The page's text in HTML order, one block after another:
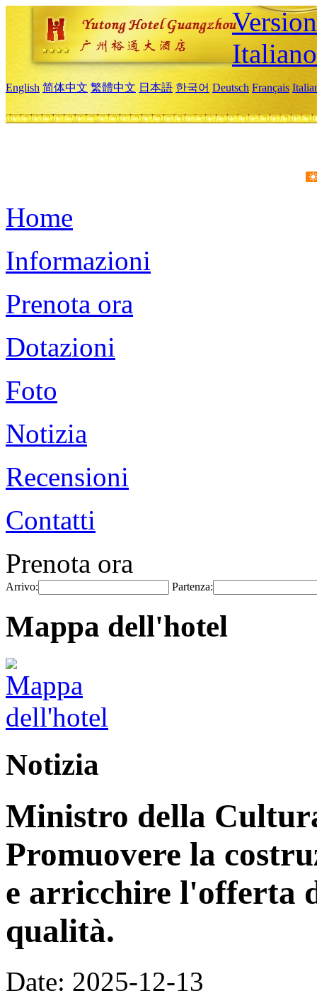
Italiano
English 简体中文 繁體中文 日本語 한국어 Deutsch Français
Home
Informazioni
Prenota ora
Dotazioni
Foto
Notizia
Recensioni
Contatti
Prenota ora
Arrivo: Partenza:
Mappa dell'hotel
Notizia
Ministro della
Promuovere la
e arricchire l'offerta
qualità.
Date: 2025-12-13